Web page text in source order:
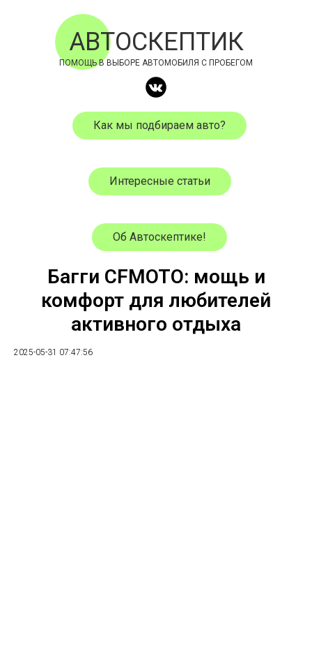
АВТОСКЕПТИК
ПОМОЩЬ В ВЫБОРЕ АВТОМОБИЛЯ С ПРОБЕГОМ
Как мы подбираем авто?
Интересные статьи
Об Автоскептике!
Багги CFMOTO: мощь и
комфорт для любителей
активного отдыха
2025-05-31 07:47:56